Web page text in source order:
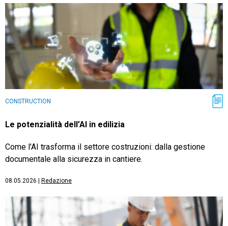
CONSTRUCTION
Le potenzialità dell’AI in edilizia
Come l'AI trasforma il settore costruzioni: dalla gestione
documentale alla sicurezza in cantiere.
08.05.2026 Redazione